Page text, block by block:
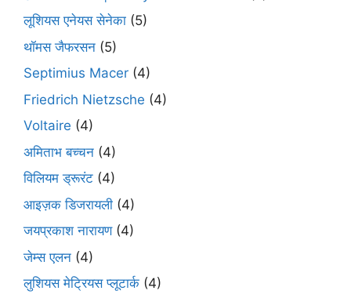
लूशियस एनेयस सेनेका (5)
थॉमस जैफरसन (5)
Septimius Macer (4)
Friedrich Nietzsche (4)
Voltaire (4)
अमिताभ बच्चन (4)
विलियम ड्रूरंट (4)
आइज़क डिजरायली (4)
जयप्रकाश नारायण(4)
जेम्स एलन (4)
लुशियस मेट्रियस प्लूटार्क (4)